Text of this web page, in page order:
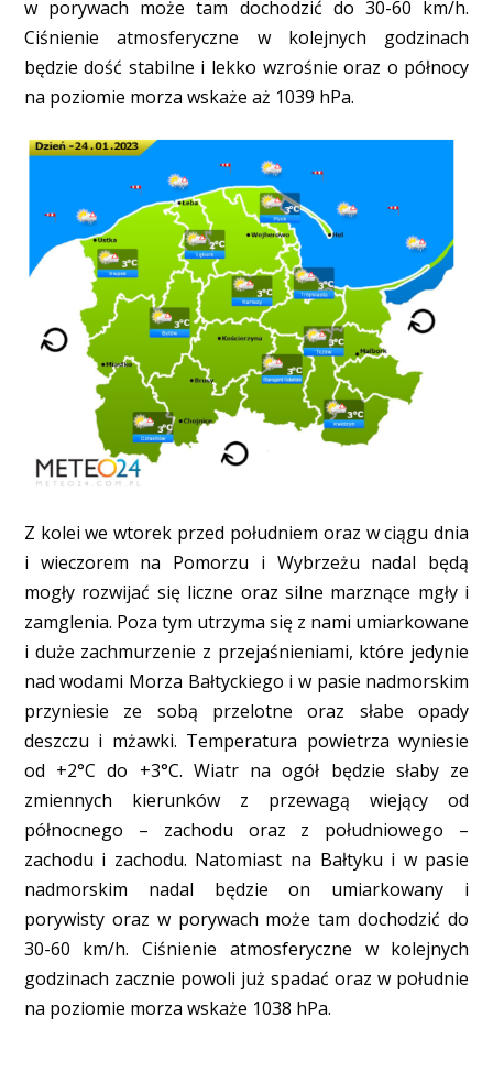
w porywach może tam dochodzić do 30-60 km/h.
Ciśnienie atmosferyczne w kolejnych godzinach
będzie dość stabilne i lekko wzrośnie oraz o północy
na poziomie morza wskaże aż 1039 hPa.
Z kolei we wtorek przed południem oraz w ciągu dnia
i wieczorem na Pomorzu i Wybrzeżu nadal będą
mogły rozwijać się liczne oraz silne marznące mgły i
zamglenia. Poza tym utrzyma się z nami umiarkowane
i duże zachmurzenie z przejaśnieniami, które jedynie
nad wodami Morza Bałtyckiego i w pasie nadmorskim
przyniesie ze sobą przelotne oraz słabe opady
deszczu i mżawki. Temperatura powietrza wyniesie
od +2°C do +3°C. Wiatr na ogół będzie słaby ze
zmiennych kierunków z przewagą wiejący od
północnego – zachodu oraz z południowego –
zachodu i zachodu. Natomiast na Bałtyku i w pasie
nadmorskim nadal będzie on umiarkowany i
porywisty oraz w porywach może tam dochodzić do
30-60 km/h. Ciśnienie atmosferyczne w kolejnych
godzinach zacznie powoli już spadać oraz w południe
na poziomie morza wskaże 1038 hPa.